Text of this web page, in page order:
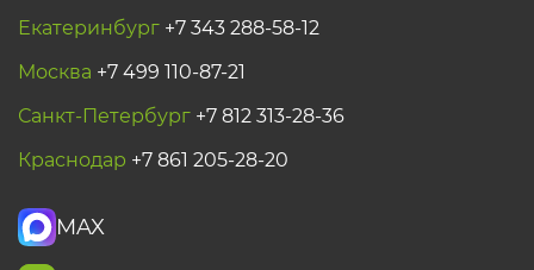
Екатеринбург +7 343 288-58-12
Москва +7 499 110-87-21
Санкт-Петербург +7 812 313-28-36
Краснодар +7 861 205-28-20
MAX